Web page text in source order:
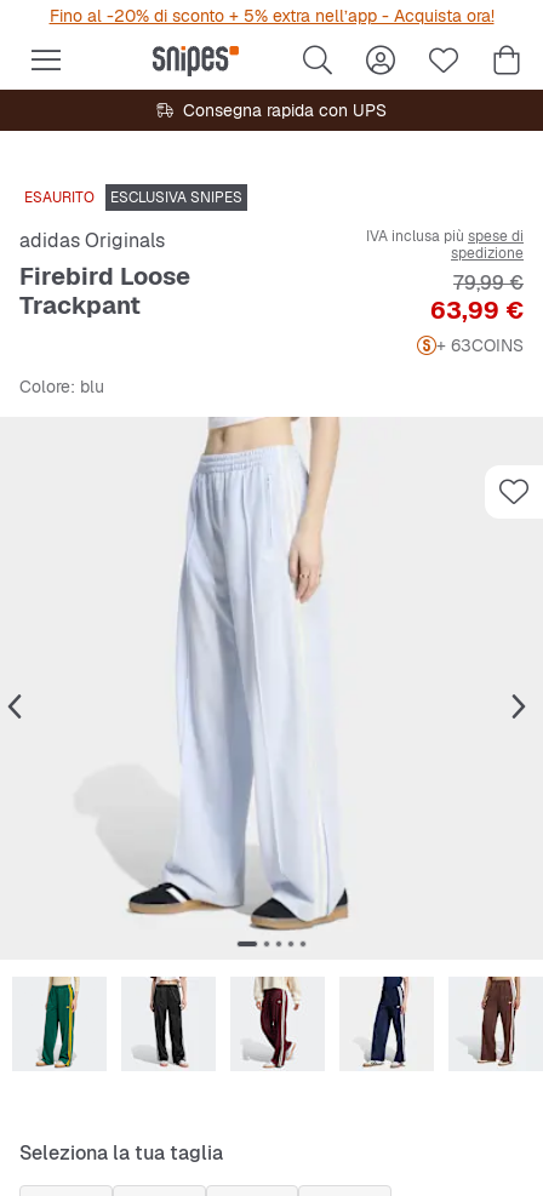
Fino al -20% di sconto + 5% extra nell’app - Acquista ora!
Consegna rapida con UPS
ESAURITO ESCLUSIVA SNIPES
adidas Originals
Firebird Loose
Trackpant
IVA inclusa più spese di
spedizione
Prezzo
63,99 €
Prezzo
79,99 €
+ 63COINS
Colore: blu
Seleziona la tua taglia